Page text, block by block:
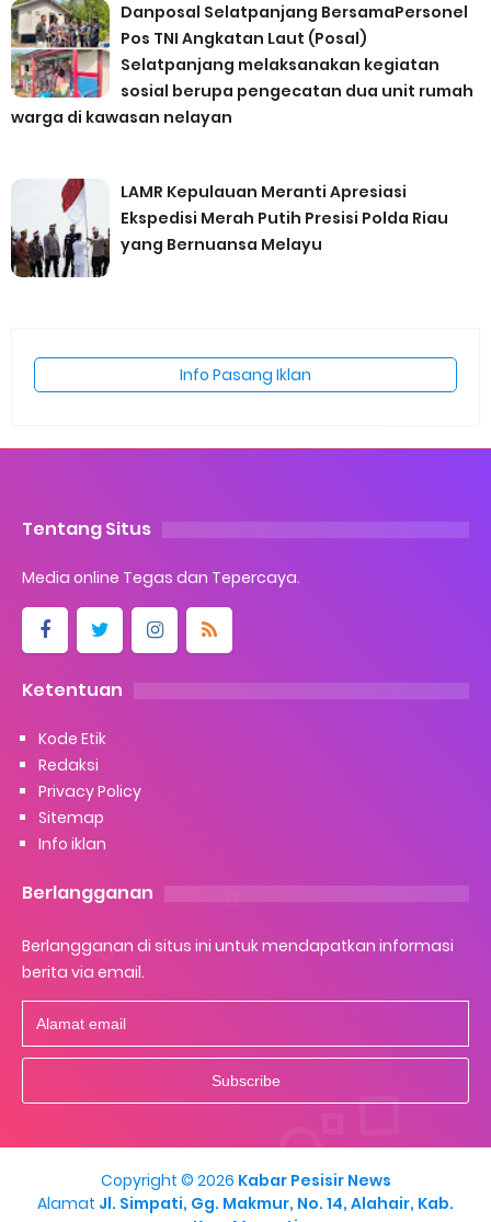
Danposal Selatpanjang BersamaPersonel
Pos TNI Angkatan Laut (Posal)
Selatpanjang melaksanakan kegiatan
sosial berupa pengecatan dua unit rumah
warga di kawasan nelayan
LAMR Kepulauan Meranti Apresiasi
Ekspedisi Merah Putih Presisi Polda Riau
yang Bernuansa Melayu
Info Pasang Iklan
Tentang Situs
Media online Tegas dan Tepercaya.
Ketentuan
Kode Etik
Redaksi
Privacy Policy
Sitemap
Info iklan
Berlangganan
Berlangganan di situs ini untuk mendapatkan informasi
berita via email.
Copyright © 2026 Kabar Pesisir News
Alamat Jl. Simpati, Gg. Makmur, No. 14, Alahair, Kab.